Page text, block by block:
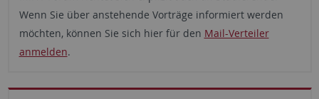
Wenn Sie über anstehende Vorträge informiert werden
möchten, können Sie sich hier für den Mail-Verteiler
anmelden.